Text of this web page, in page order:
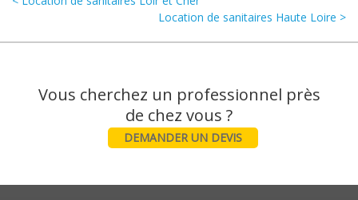
Location de sanitaires Haute Loire >
Vous cherchez un professionnel près
DEMANDER UN DEVIS